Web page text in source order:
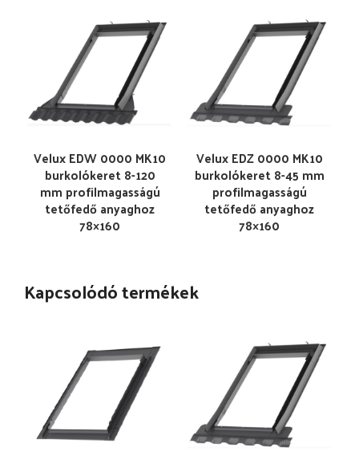
Velux EDW 0000 MK10
burkolókeret 8-120
mm profilmagasságú
tetőfedő anyaghoz
78×160
Velux EDZ 0000 MK10
burkolókeret 8-45 mm
profilmagasságú
tetőfedő anyaghoz
78×160
Kapcsolódó termékek